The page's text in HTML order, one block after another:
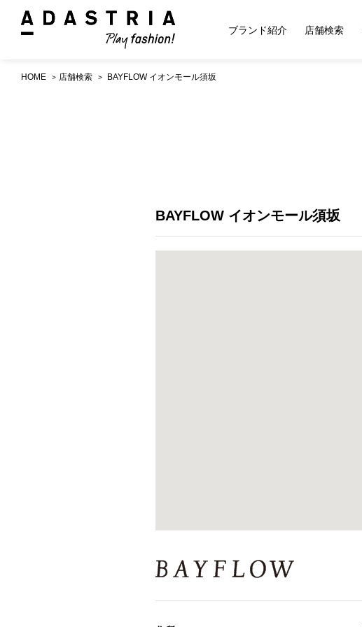
ブランド紹介 店舗検索
HOME 店舗検索 BAYFLOW イオンモール須坂
BAYFLOW イオンモール須坂